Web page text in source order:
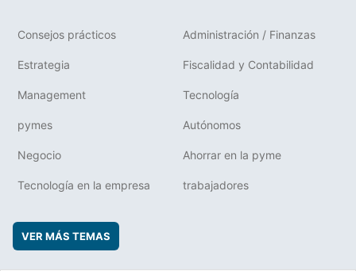
Consejos prácticos Administración / Finanzas
Estrategia Fiscalidad y Contabilidad
Management Tecnología
pymes Autónomos
Negocio Ahorrar en la pyme
Tecnología en la empresa trabajadores
VER MÁS TEMAS